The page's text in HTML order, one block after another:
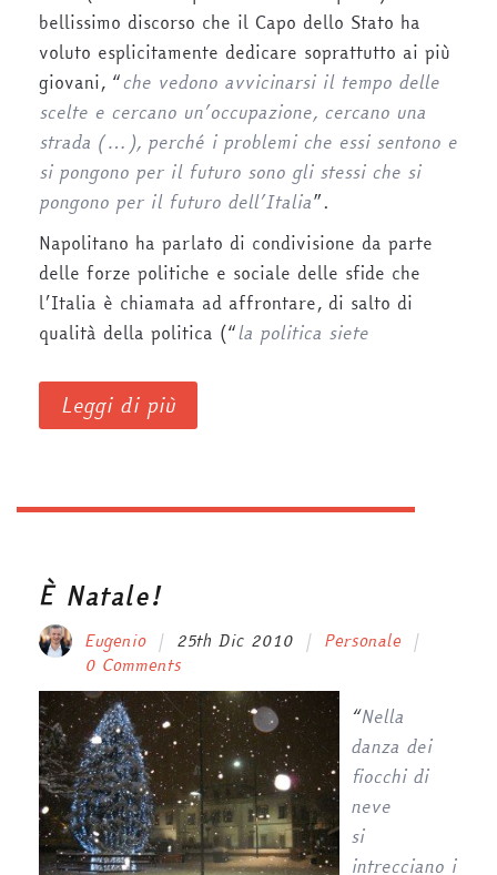
bellissimo discorso che il Capo dello Stato ha
voluto esplicitamente dedicare soprattutto ai più
giovani, “che vedono avvicinarsi il tempo delle
scelte e cercano un’occupazione, cercano una
strada (…), perché i problemi che essi sentono e
si pongono per il futuro sono gli stessi che si
pongono per il futuro dell’Italia”.
Napolitano ha parlato di condivisione da parte
delle forze politiche e sociale delle sfide che
l’Italia è chiamata ad affrontare, di salto di
qualità della politica (“la politica siete
Leggi di più
È Natale!
Eugenio 25th Dic 2010
Personale
0 Comments
“Nella
danza dei
fiocchi di
neve
si
intrecciano i